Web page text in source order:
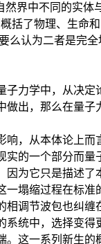
界中不同的实
括了物理、生命
认为二者是完
力学中，从决
出，那么在量
，从本体论上
的一个部分而
为它只是描述了
塌缩过程在标
调节波包也纠
统中，选择变
。这一系列新生的